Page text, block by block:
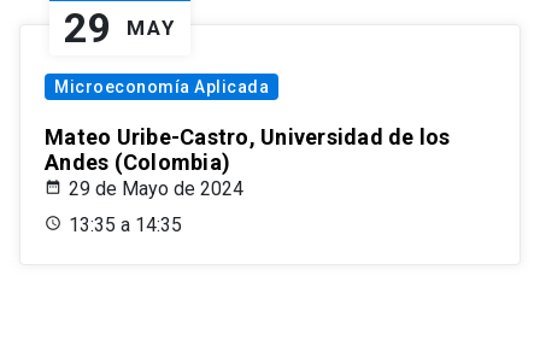
29 MAY
Microeconomía Aplicada
Mateo Uribe-Castro, Universidad de los
Andes (Colombia)
29 de Mayo de 2024
13:35 a 14:35